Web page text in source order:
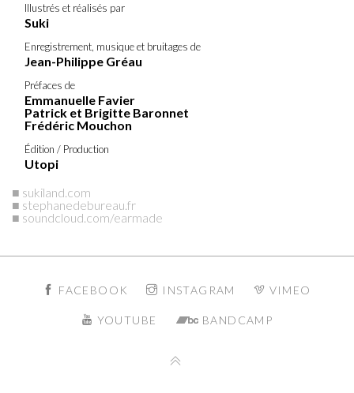
Illustrés et réalisés par
Suki
Enregistrement, musique et bruitages de
Jean-Philippe Gréau
Préfaces de
Emmanuelle Favier
Patrick et Brigitte Baronnet
Frédéric Mouchon
Édition / Production
Utopi
■ sukiland.com
■ stephanedebureau.fr
■ soundcloud.com/earmade
FACEBOOK INSTAGRAM VIMEO
YOUTUBE BANDCAMP